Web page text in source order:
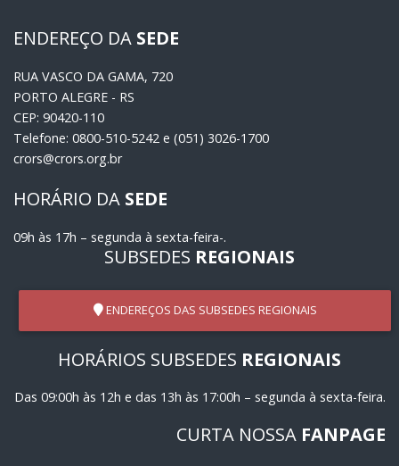
ENDEREÇO DA SEDE
RUA VASCO DA GAMA, 720
PORTO ALEGRE - RS
CEP: 90420-110
Telefone: 0800-510-5242 e (051) 3026-1700
crors@crors.org.br
HORÁRIO DA SEDE
09h às 17h – segunda à sexta-feira-.
SUBSEDES REGIONAIS
ENDEREÇOS DAS SUBSEDES REGIONAIS
HORÁRIOS SUBSEDES REGIONAIS
Das 09:00h às 12h e das 13h às 17:00h – segunda à sexta-feira.
CURTA NOSSA FANPAGE